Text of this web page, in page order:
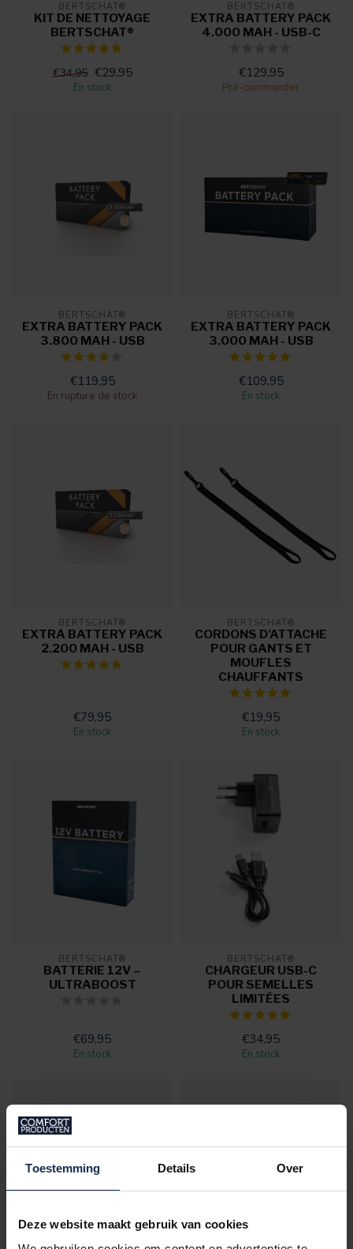
Toestemming Details Over
Deze website maakt gebruik van cookies
BERTSCHAT®
KIT DE NETTOYAGE
BERTSCHAT®
€34,95 €29,95
En stock
BERTSCHAT®
EXTRA BATTERY PACK
4.000 MAH - USB-C
€129,95
Pré-commander
BERTSCHAT®
EXTRA BATTERY PACK
3.800 MAH - USB
€119,95
En rupture de stock
BERTSCHAT®
EXTRA BATTERY PACK
3.000 MAH - USB
€109,95
En stock
BERTSCHAT®
EXTRA BATTERY PACK
2.200 MAH - USB
€79,95
En stock
BERTSCHAT®
CORDONS D’ATTACHE
POUR GANTS ET
MOUFLES
CHAUFFANTS
€19,95
En stock
BERTSCHAT®
BATTERIE 12V –
ULTRABOOST
€69,95
En stock
BERTSCHAT®
CHARGEUR USB-C
POUR SEMELLES
LIMITÉES
€34,95
En stock